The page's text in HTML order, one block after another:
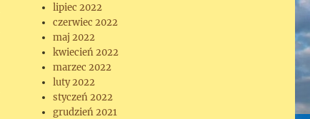
lipiec 2022
czerwiec 2022
maj 2022
kwiecień 2022
marzec 2022
luty 2022
styczeń 2022
grudzień 2021